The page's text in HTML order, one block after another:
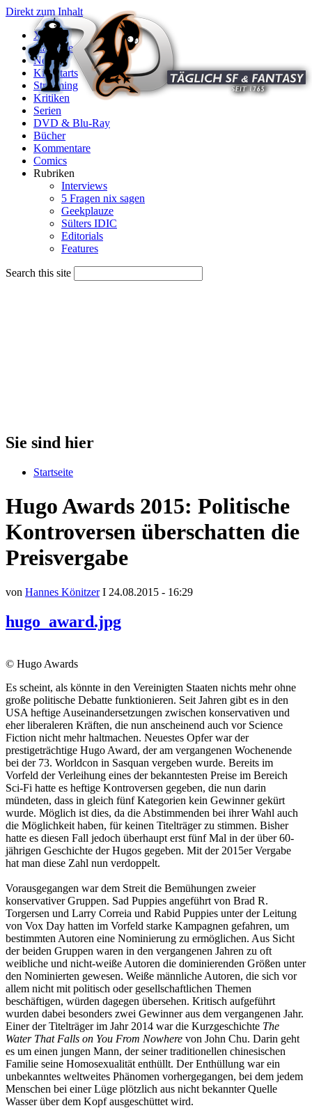
Direkt zum Inhalt
X
Startseite
News
Kinostarts
Streaming
Kritiken
Serien
DVD & Blu-Ray
Bücher
Kommentare
Comics
Rubriken
Interviews
5 Fragen nix sagen
Geekplauze
Sülters IDIC
Editorials
Features
Search this site
Sie sind hier
Startseite
Hugo Awards 2015: Politische
Kontroversen überschatten die
Preisvergabe
von Hannes KönitzerI 24.08.2015 - 16:29
hugo_award.jpg
© Hugo Awards
Es scheint, als könnte in den Vereinigten Staaten nichts mehr ohne
große politische Debatte funktionieren. Seit Jahren gibt es in den
USA heftige Auseinandersetzungen zwischen konservativen und
eher liberaleren Kräften, die nun anscheinend auch vor Science
Fiction nicht mehr haltmachen. Neuestes Opfer war der
prestigeträchtige Hugo Award, der am vergangenen Wochenende
bei der 73. Worldcon in Sasquan vergeben wurde. Bereits im
Vorfeld der Verleihung eines der bekanntesten Preise im Bereich
Sci-Fi hatte es heftige Kontroversen gegeben, die nun darin
mündeten, dass in gleich fünf Kategorien kein Gewinner gekürt
wurde. Möglich ist dies, da die Abstimmenden bei ihrer Wahl auch
die Möglichkeit haben, für keinen Titelträger zu stimmen. Bisher
hatte es diesen Fall jedoch überhaupt erst fünf Mal in der über 60-
jährigen Geschichte der Hugos gegeben. Mit der 2015er Vergabe
hat man diese Zahl nun verdoppelt.
Vorausgegangen war dem Streit die Bemühungen zweier
konservativer Gruppen. Sad Puppies angeführt von Brad R.
Torgersen und Larry Correia und Rabid Puppies unter der Leitung
von Vox Day hatten im Vorfeld starke Kampagnen gefahren, um
bestimmten Autoren eine Nominierung zu ermöglichen. Aus Sicht
der beiden Gruppen waren in den vergangenen Jahren zu oft
weibliche und nicht-weiße Autoren die dominierenden Größen unter
den Nominierten gewesen. Weiße männliche Autoren, die sich vor
allem nicht mit politisch oder gesellschaftlichen Themen
beschäftigen, würden dagegen übersehen. Kritisch aufgeführt
wurden dabei besonders zwei Gewinner aus dem vergangenen Jahr.
Einer der Titelträger im Jahr 2014 war die Kurzgeschichte The
Water That Falls on You From Nowhere von John Chu. Darin geht
es um einen jungen Mann, der seiner traditionellen chinesischen
Familie seine Homosexualität enthüllt. Der Enthüllung war ein
unbekanntes weltweites Phänomen vorhergegangen, bei dem jedem
Menschen bei einer Lüge plötzlich aus nicht bekannter Quelle
Wasser über dem Kopf ausgeschüttet wird.